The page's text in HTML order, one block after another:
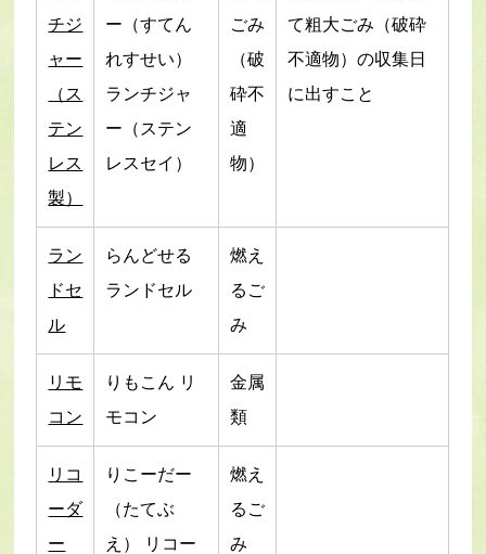
チジ
ャー
（ス
テン
レス
製）
ー（すてん
れすせい）
ランチジャ
ー（ステン
レスセイ）
ごみ
（破
砕不
適
物）
て粗大ごみ（破砕
不適物）の収集日
に出すこと
ラン
ドセ
ル
らんどせる
ランドセル
燃え
るご
み
リモ
コン
りもこん リ
モコン
金属
類
リコ
ーダ
ー
りこーだー
（たてぶ
え） リコー
燃え
るご
み